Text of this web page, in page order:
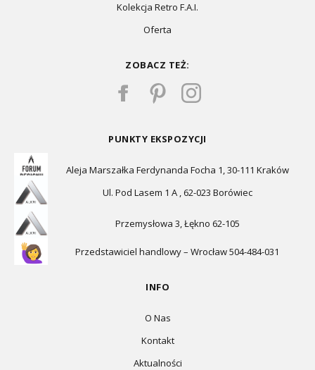
Kolekcja Retro F.A.I.
Oferta
ZOBACZ TEŻ:
PUNKTY EKSPOZYCJI
Aleja Marszałka Ferdynanda Focha 1, 30-111 Kraków
Ul. Pod Lasem 1 A , 62-023 Borówiec
Przemysłowa 3, Łękno 62-105
Przedstawiciel handlowy – Wrocław 504-484-031
INFO
O Nas
Kontakt
Aktualności